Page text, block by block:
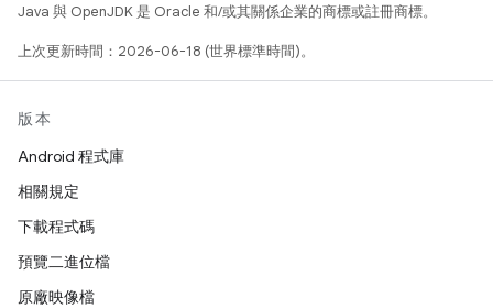
Java 與 OpenJDK 是 Oracle 和/或其關係企業的商標或註冊商標。
上次更新時間：2026-06-18 (世界標準時間)。
版本
Android 程式庫
相關規定
下載程式碼
預覽二進位檔
原廠映像檔